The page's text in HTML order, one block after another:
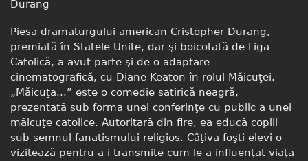
Durang
Piesa dramaturgului american Cristopher Durang,
premiată în Statele Unite, dar şi boicotată de Liga
Catolică, a avut parte şi de o adaptare
cinematografică, cu Diane Keaton în rolul Măicuţei.
„Măicuţa...” este o comedie satirică neagră,
prezentată sub forma unei conferinţe cu public a unei
măicuţe catolice. Autoritară din fire, ea educă copiii
sub semnul fanatismului religios. Câţiva foşti elevi o
vizitează pentru a-i transmite cum le-a influenţat viaţa